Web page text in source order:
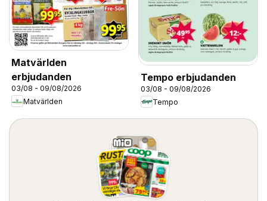
Matvärlden
erbjudanden
03/08 - 09/08/2026
Matvärlden
Tempo erbjudanden
03/08 - 09/08/2026
Tempo